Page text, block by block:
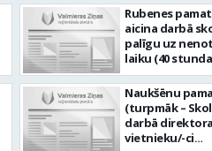
Rubenes
aicina darbā
palīgu uz
laiku (40
jeb 1,0 likme).
vietas adrese:
3, Rubene,
pagasts,
novads. Ja Tev ir vēlme:
Naukšēnu
(turpmāk –
darbā direktora
vietnieku/-ci